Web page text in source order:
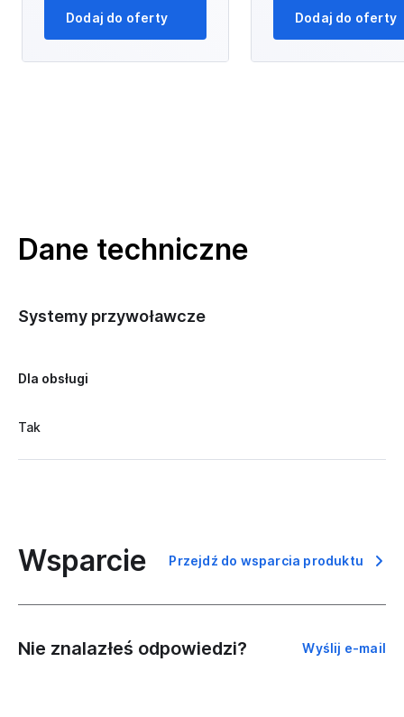
Dodaj do oferty Dodaj do oferty
Dane techniczne
Systemy przywoławcze
Dla obsługi
Tak
Wsparcie Przejdź do wsparcia produktu
Nie znalazłeś odpowiedzi? Wyślij e-mail